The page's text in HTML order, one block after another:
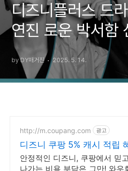
디즈니플러스 드
연진 로운 박서함
리 뜻
by DY매거진 2025. 5. 14.
http://m.coupang.com 광고
디즈니 쿠팡 5% 캐시 적립
안정적인 디즈니, 쿠팡에서 믿
나가는 비용 부담은 그만! 와우